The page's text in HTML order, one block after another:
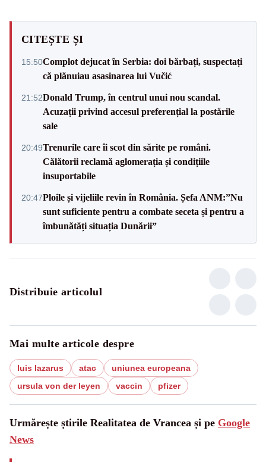
CITEȘTE ȘI
15:50Complot dejucat în Serbia: doi bărbați, suspectați
că plănuiau asasinarea lui Vučić
21:52Donald Trump, în centrul unui nou scandal.
Acuzații privind accesul preferențial la postările
sale
20:49Trenurile care îi scot din sărite pe români.
Călătorii reclamă aglomerația și condițiile
insuportabile
20:47Ploile și vijeliile revin în România. Șefa ANM:”Nu
sunt suficiente pentru a combate seceta și pentru a
îmbunătăți situația Dunării”
Distribuie articolul
Mai multe articole despre
luis lazarus atac
uniunea europeana
ursula von der leyen
vaccin pfizer
Urmărește știrile Realitatea de Vrancea și pe Google
News